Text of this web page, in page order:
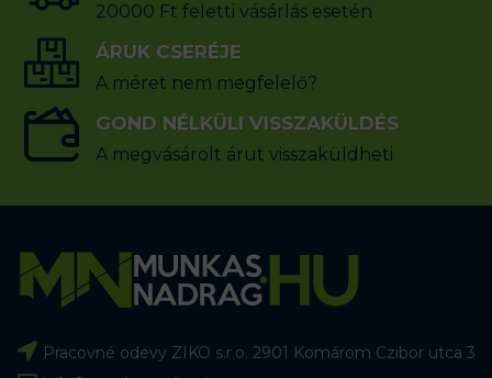
20000 Ft feletti vásárlás esetén
ÁRUK CSERÉJE
A méret nem megfelelő?
GOND NÉLKÜLI VISSZAKÜLDÉS
A megvásárolt árut visszaküldheti
Pracovné odevy ZIKO s.r.o. 2901 Komárom Czibor utca 3